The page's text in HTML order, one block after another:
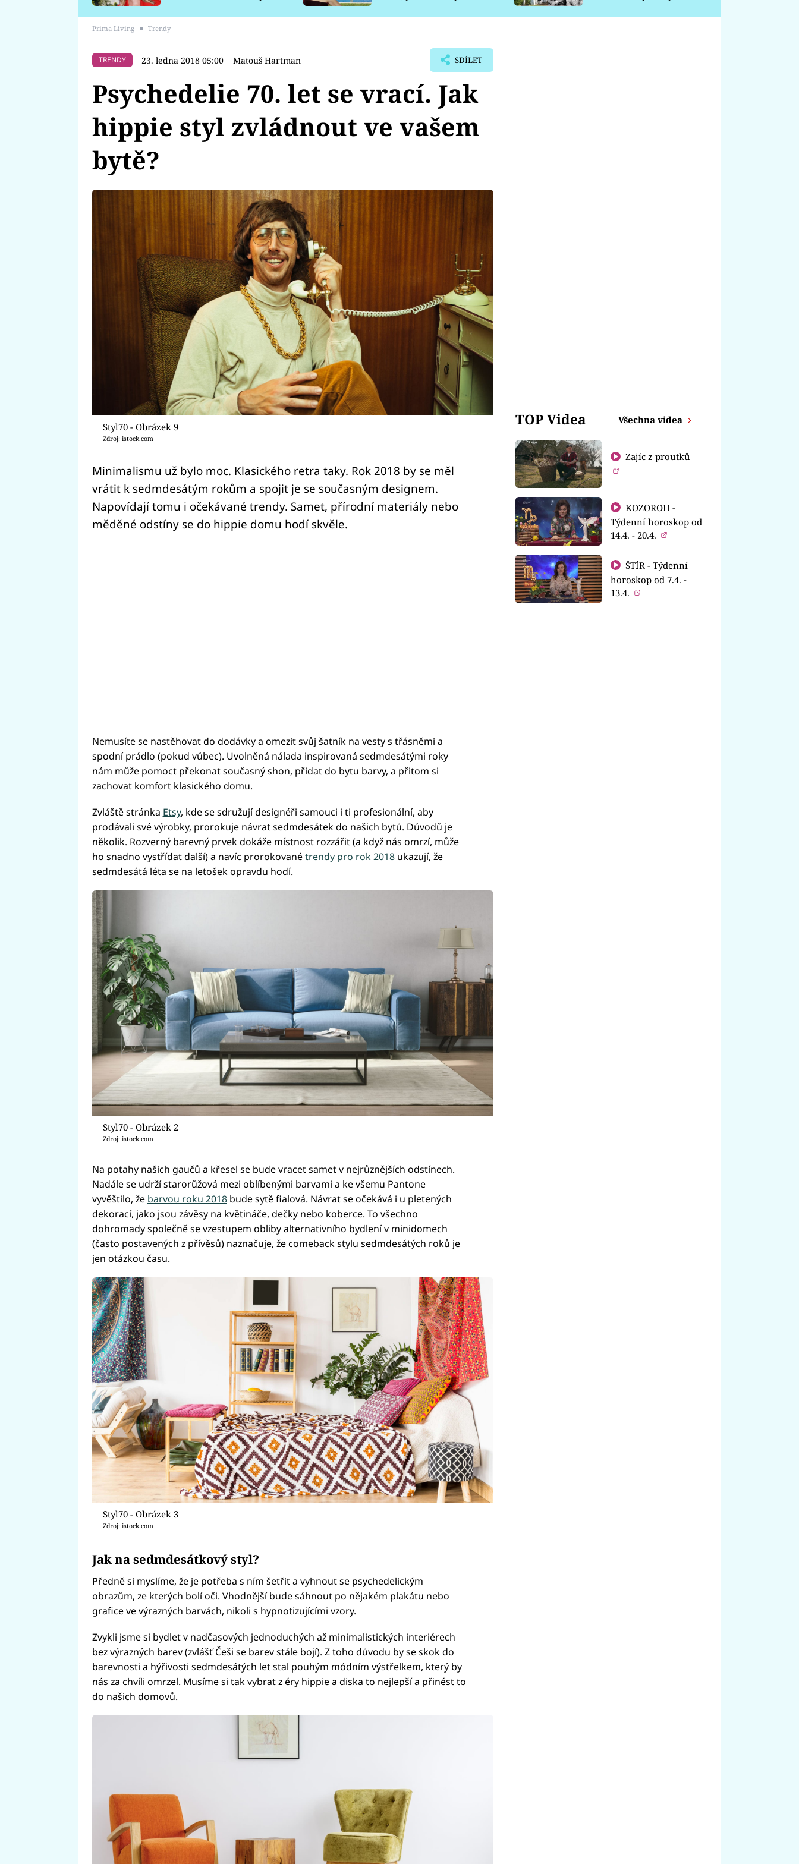
Prima Living ■ Trendy
TRENDY 23. ledna 2018 05:00 Matouš Hartman SDÍLET
Psychedelie 70. let se vrací. Jak
hippie styl zvládnout ve vašem
bytě?
Styl70 - Obrázek 9
Zdroj: istock.com
Minimalismu už bylo moc. Klasického retra taky. Rok 2018 by se měl
vrátit k sedmdesátým rokům a spojit je se současným designem.
Napovídají tomu i očekávané trendy. Samet, přírodní materiály nebo
měděné odstíny se do hippie domu hodí skvěle.
Nemusíte se nastěhovat do dodávky a omezit svůj šatník na vesty s třásněmi a
spodní prádlo (pokud vůbec). Uvolněná nálada inspirovaná sedmdesátými roky
nám může pomoct překonat současný shon, přidat do bytu barvy, a přitom si
zachovat komfort klasického domu.
Zvláště stránka Etsy, kde se sdružují designéři samouci i ti profesionální, aby
prodávali své výrobky, prorokuje návrat sedmdesátek do našich bytů. Důvodů je
několik. Rozverný barevný prvek dokáže místnost rozzářit (a když nás omrzí, může
ho snadno vystřídat další) a navíc prorokovanétrendy pro rok 2018ukazují, že
sedmdesátá léta se na letošek opravdu hodí.
Styl70 - Obrázek 2
Zdroj: istock.com
Na potahy našich gaučů a křesel se bude vracet samet v nejrůznějších odstínech.
Nadále se udrží starorůžová mezi oblíbenými barvami a ke všemu Pantone
vyvěštilo, že barvou roku 2018bude sytě fialová. Návrat se očekává i u pletených
dekorací, jako jsou závěsy na květináče, dečky nebo koberce. To všechno
dohromady společně se vzestupem obliby alternativního bydlení v minidomech
(často postavených z přívěsů) naznačuje, že comeback stylu sedmdesátých roků je
jen otázkou času.
Styl70 - Obrázek 3
Zdroj: istock.com
Jak na sedmdesátkový styl?
Předně si myslíme, že je potřeba s ním šetřit a vyhnout se psychedelickým
obrazům, ze kterých bolí oči. Vhodnější bude sáhnout po nějakém plakátu nebo
grafice ve výrazných barvách, nikoli s hypnotizujícími vzory.
Zvykli jsme si bydlet v nadčasových jednoduchých až minimalistických interiérech
bez výrazných barev (zvlášť Češi se barev stále bojí). Z toho důvodu by se skok do
barevnosti a hýřivosti sedmdesátých let stal pouhým módním výstřelkem, který by
nás za chvíli omrzel. Musíme si tak vybrat z éry hippie a diska to nejlepší a přinést to
do našich domovů.
TOP Videa Všechna videa
Zajíc z proutků
KOZOROH -
Týdenní horoskop od
14.4. - 20.4.
ŠTÍR - Týdenní
horoskop od 7.4. -
13.4.